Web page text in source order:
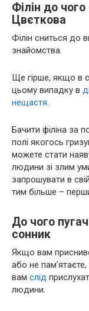
Філін до
Цвєткова
Філін сниться до
знайомства.
Ще гірше, якщо в
цьому випадку в
нещастя.
Бачити філіна за
полі якогось
можете стати
людини зі злим
запрошувати в
тим більше –
До чого
сонник
Якщо вам
або не
вам слід
людини.